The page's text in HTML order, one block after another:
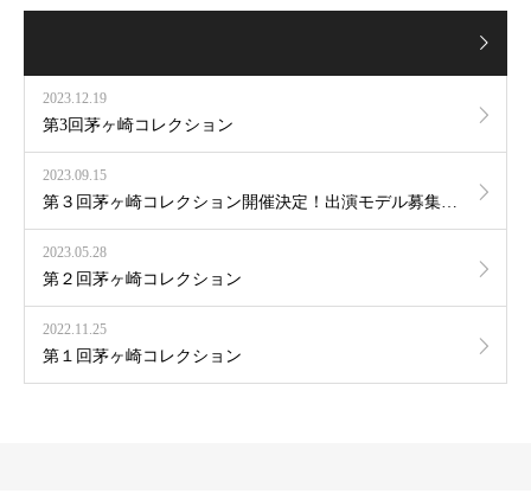
2023.12.19
第3回茅ヶ崎コレクション
2023.09.15
第３回茅ヶ崎コレクション開催決定！出演モデル募集スタート！
2023.05.28
第２回茅ヶ崎コレクション
2022.11.25
第１回茅ヶ崎コレクション